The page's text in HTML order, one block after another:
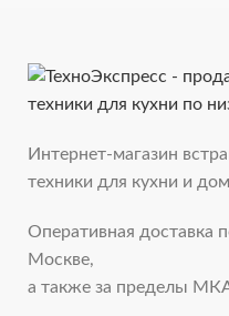
Интернет-магазин
техники для кухни и
Оперативная доставка
Москве,
а также за пределы